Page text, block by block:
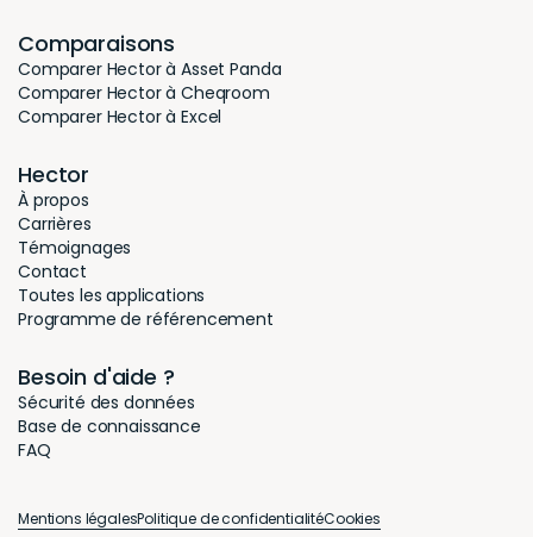
Comparaisons
Comparer Hector à Asset Panda
Comparer Hector à Cheqroom
Comparer Hector à Excel
Hector
À propos
Carrières
Témoignages
Contact
Toutes les applications
Programme de référencement
Besoin d'aide ?
Sécurité des données
Base de connaissance
FAQ
Mentions légalesPolitique de confidentialitéCookies